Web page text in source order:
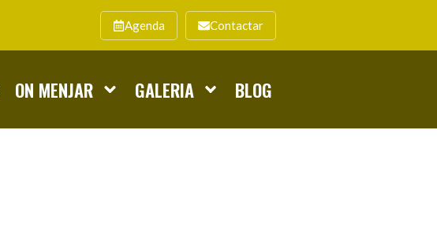
Agenda Contactar
ON MENJAR GALERIA BLOG